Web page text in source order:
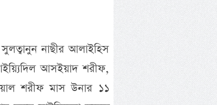
নাছীর আলাইহিস
আসইয়াদ শরীফ,
শরীফ মাস উনার ১১